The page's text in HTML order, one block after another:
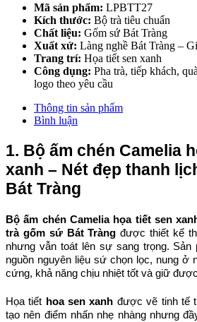
Mã sản phẩm: LPBTT27
Kích thước: Bộ trà tiêu chuẩn
Chất liệu: Gốm sứ Bát Tràng
Xuất xứ: Làng nghề Bát Tràng –
Trang trí: Họa tiết sen xanh
Công dụng: Pha trà, tiếp khách,
logo theo yêu cầu
Thông tin sản phẩm
Bình luận
1. Bộ ấm chén Camelia
xanh – Nét đẹp thanh
Bát Tràng
Bộ ấm chén Camelia họa tiết sen
trà gốm sứ Bát Tràng được thiết kế
nhưng vẫn toát lên sự sang trọng.
nguồn nguyên liệu sứ chọn lọc, nung ở
cứng, khả năng chịu nhiệt tốt và giữ
Họa tiết hoa sen xanh được vẽ tinh tế
tạo nên điểm nhấn nhẹ nhàng nhưng